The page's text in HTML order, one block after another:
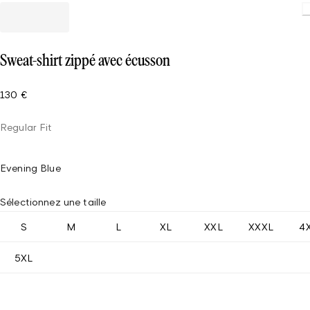
Sweat-shirt zippé avec écusson
130 €
Regular Fit
Evening Blue
Sélectionnez une taille
S M L XL XXL XXXL
5XL